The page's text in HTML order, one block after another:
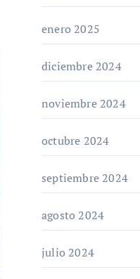
enero 2025
diciembre 2024
noviembre 2024
octubre 2024
septiembre 2024
agosto 2024
julio 2024